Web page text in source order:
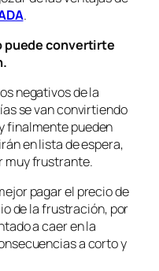
.
puede convertirte
negativos de la
se van convirtiendo
finalmente pueden
en lista de espera,
muy frustrante.
pagar el precio de
de la frustración, por
a caer en la
a corto y